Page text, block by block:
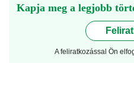
Kapja meg a legjobb
A feliratkozással Ön